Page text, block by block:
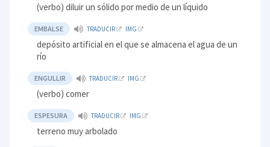
(verbo) diluir un sólido por medio de un líquido
EMBALSE TRADUCIR IMG
depósito artificial en el que se almacena el agua de un
río
ENGULLIR TRADUCIR IMG
(verbo) comer
ESPESURA TRADUCIR IMG
terreno muy arbolado